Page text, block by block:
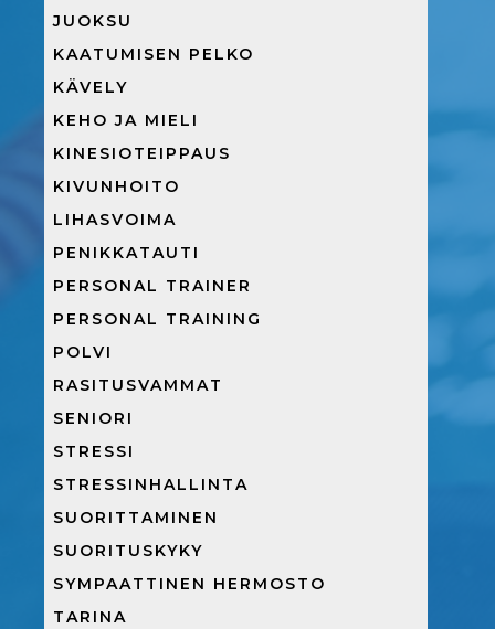
JUOKSU
KAATUMISEN PELKO
KÄVELY
KEHO JA MIELI
KINESIOTEIPPAUS
KIVUNHOITO
LIHASVOIMA
PENIKKATAUTI
PERSONAL TRAINER
PERSONAL TRAINING
POLVI
RASITUSVAMMAT
SENIORI
STRESSI
STRESSINHALLINTA
SUORITTAMINEN
SUORITUSKYKY
SYMPAATTINEN HERMOSTO
TARINA